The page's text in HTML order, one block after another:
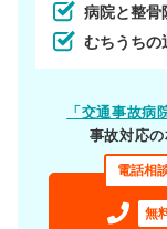
病院と整骨
むちうちの
「交通事故病
事故対応
電話相
無